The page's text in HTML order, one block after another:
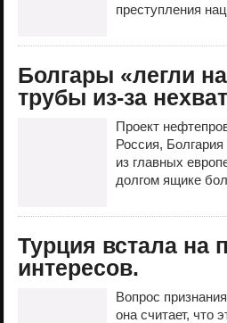
преступления
Болгары «легли
трубы из-за
Проект
Россия,
из главных
долгом ящике
Турция встала на
интересов.
Вопрос
она считает, что